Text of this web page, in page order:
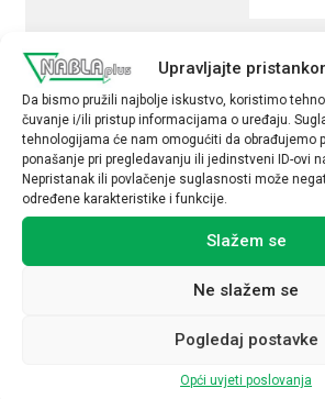
Upravljajte
Da bismo pružili najbolje iskustvo, koristimo
čuvanje i/ili pristup informacijama o uređaju.
tehnologijama će nam omogućiti da obrađujemo
ponašanje pri pregledavanju ili jedinstveni ID-ovi
Nepristanak ili povlačenje suglasnosti može
određene karakteristike i funkcije.
Slažem se
Ne slažem se
Pogledaj postavke
Opći uvjeti poslovanja
Pribor za ormare
Metalni
Povezani proizvodi